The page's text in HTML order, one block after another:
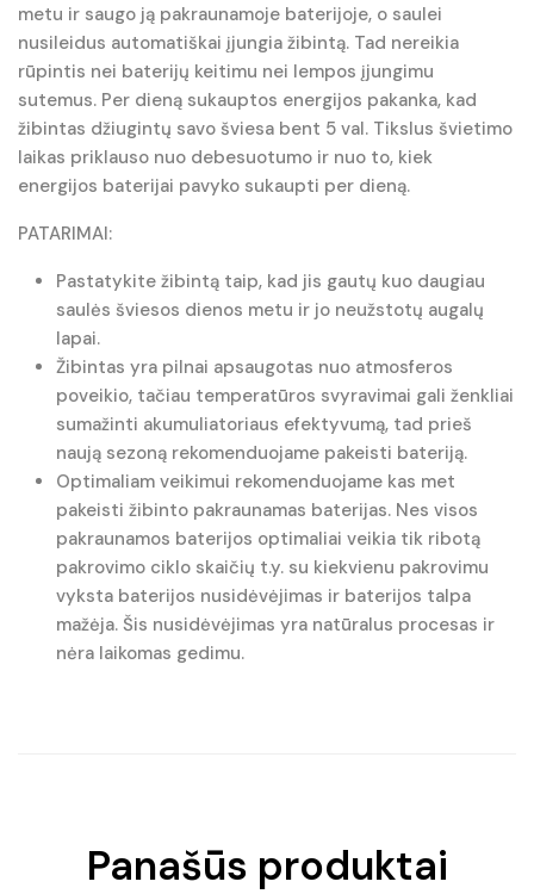
metu ir saugo ją pakraunamoje baterijoje, o saulei
nusileidus automatiškai įjungia žibintą. Tad nereikia
rūpintis nei baterijų keitimu nei lempos įjungimu
sutemus. Per dieną sukauptos energijos pakanka, kad
žibintas džiugintų savo šviesa bent 5 val. Tikslus švietimo
laikas priklauso nuo debesuotumo ir nuo to, kiek
energijos baterijai pavyko sukaupti per dieną.
PATARIMAI:
Pastatykite žibintą taip, kad jis gautų kuo daugiau
saulės šviesos dienos metu ir jo neužstotų augalų
lapai.
Žibintas yra pilnai apsaugotas nuo atmosferos
poveikio, tačiau temperatūros svyravimai gali ženkliai
sumažinti akumuliatoriaus efektyvumą, tad prieš
naują sezoną rekomenduojame pakeisti bateriją.
Optimaliam veikimui rekomenduojame kas met
pakeisti žibinto pakraunamas baterijas. Nes visos
pakraunamos baterijos optimaliai veikia tik ribotą
pakrovimo ciklo skaičių t.y. su kiekvienu pakrovimu
vyksta baterijos nusidėvėjimas ir baterijos talpa
mažėja. Šis nusidėvėjimas yra natūralus procesas ir
nėra laikomas gedimu.
Panašūs produktai